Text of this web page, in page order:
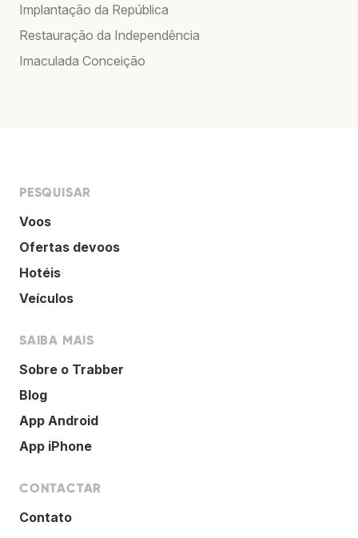
Implantação da República
Restauração da Independência
Imaculada Conceição
PESQUISAR
Voos
Ofertas devoos
Hotéis
Veículos
SAIBA MAIS
Sobre o Trabber
Blog
App Android
App iPhone
CONTACTAR
Contato